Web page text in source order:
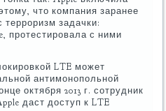
что компания заранее
задачки:
протестировала с ними
LTE может
антимонопольной
октября 2013 г. сотрудник
даст доступ к LTE